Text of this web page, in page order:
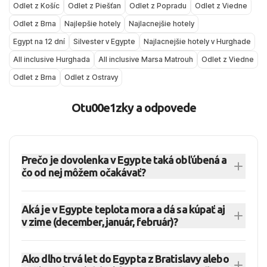
Odlet z Košíc Odlet z Piešťan Odlet z Popradu
Odlet z Viedne
Odlet z Brna
Najlepšie hotely
Najlacnejšie hotely
Egypt na 12 dní
Silvester v Egypte
Najlacnejšie hotely v Hurghade
All inclusive Hurghada
All inclusive Marsa Matrouh
Odlet z Viedne
Odlet z Brna
Odlet z Ostravy
Otu00e1zky a odpovede
Prečo je dovolenka v Egypte taká obľúbená a
čo od nej môžem očakávať?
slnečného počasia, teplým morom a krásnym
podmorským svetom v Červenom mori.
Aká je v Egypte teplota mora a dá sa kúpať aj
v zime (december, január, február)?
európskymi destináciami vyššia, najmä v oblasti
Ako dlho trvá let do Egypta z Bratislavy alebo